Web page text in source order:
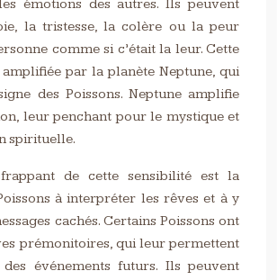
émotions des autres. Ils peuvent
la tristesse, la colère ou la peur
comme si c’était la leur. Cette
par la planète Neptune, qui
des Poissons. Neptune amplifie
leur penchant pour le mystique et
spirituelle.
de cette sensibilité est la
à interpréter les rêves et à y
cachés. Certains Poissons ont
prémonitoires, qui leur permettent
événements futurs. Ils peuvent